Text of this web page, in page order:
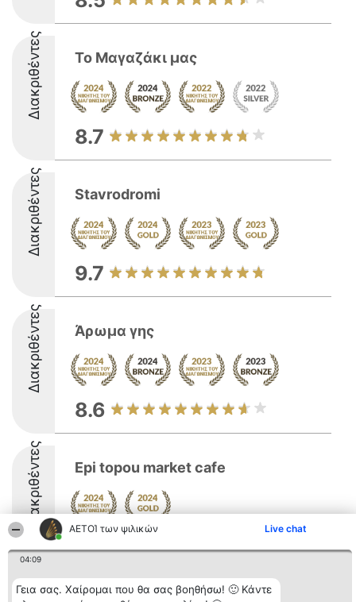
ΑΕΤΟΊ των ψιλικών Live chat
04:09
Γεια σας. Χαίρομαι που θα σας βοηθήσω! 🙂 Κάντε
Διακριθέντες Το Μαγαζάκι μας
8.7
Διακριθέντες Stavrodromi
9.7
Διακριθέντες Άρωμα γης
8.6
Διακριθέντες Epi topou market cafe
8.9